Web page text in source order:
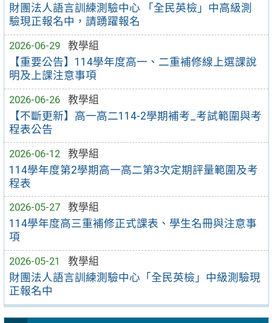
財團法人語言訓練測驗中心 「全民英檢」中高級測
驗現正報名中，請踴躍報名
2026-06-29
教學組
【重要公告】114學年度高一、二重補修線上選課說
明及上課注意事項
2026-06-26
教學組
【不斷更新】高一高二114-2學期補考_考試範圍與考
程表公告
2026-06-12
教學組
114學年度第2學期高一高二第3次定期評量範圍及考
程表
2026-05-27
教學組
114學年度高三重補修正式課表、學生名冊與注意事
項
2026-05-21
教學組
財團法人語言訓練測驗中心「全民英檢」中級測驗現
正報名中